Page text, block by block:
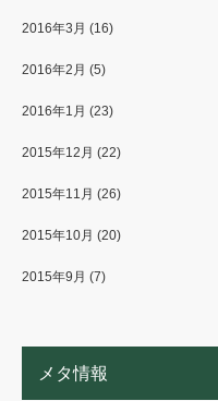
2016年3月 (16)
2016年2月 (5)
2016年1月 (23)
2015年12月 (22)
2015年11月 (26)
2015年10月 (20)
2015年9月 (7)
メタ情報